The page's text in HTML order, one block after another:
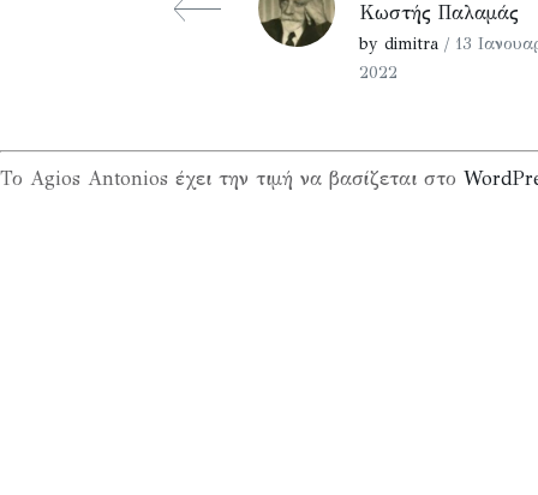
Κωστής Παλαμάς
by dimitra / 13
2022
Το Agios Antonios έχει την τιμή να βασίζεται στο